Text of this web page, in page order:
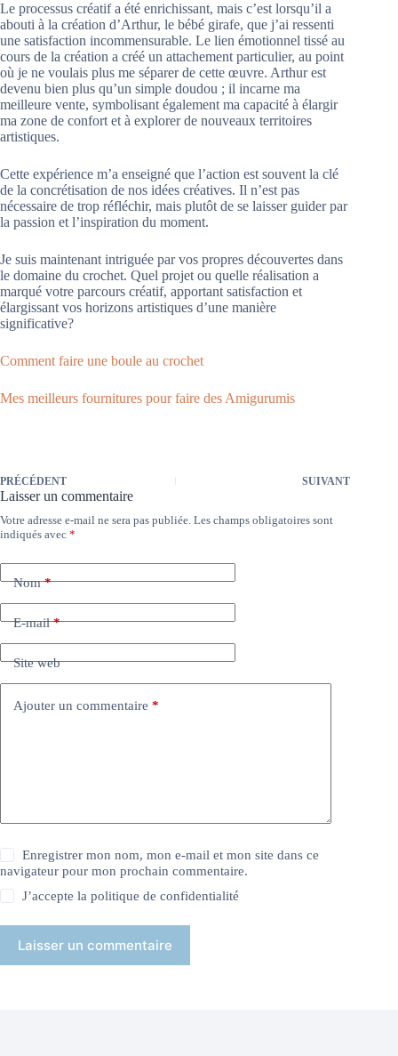
Le processus créatif a été enrichissant, mais c’est lorsqu’il a
abouti à la création d’Arthur, le bébé girafe, que j’ai ressenti
une satisfaction incommensurable. Le lien émotionnel tissé au
cours de la création a créé un attachement particulier, au point
où je ne voulais plus me séparer de cette œuvre. Arthur est
devenu bien plus qu’un simple doudou ; il incarne ma
meilleure vente, symbolisant également ma capacité à élargir
ma zone de confort et à explorer de nouveaux territoires
artistiques.
Cette expérience m’a enseigné que l’action est souvent la clé
de la concrétisation de nos idées créatives. Il n’est pas
nécessaire de trop réfléchir, mais plutôt de se laisser guider par
la passion et l’inspiration du moment.
Je suis maintenant intriguée par vos propres découvertes dans
le domaine du crochet. Quel projet ou quelle réalisation a
marqué votre parcours créatif, apportant satisfaction et
élargissant vos horizons artistiques d’une manière
significative?
Comment faire une boule au crochet
Mes meilleurs fournitures pour faire des Amigurumis
PRÉCÉDENT SUIVANT
Laisser un commentaire
Votre adresse e-mail ne sera pas publiée. Les champs obligatoires sont
indiqués avec *
Nom*
E-mail*
Site web
Ajouter un commentaire *
Enregistrer mon nom, mon e-mail et mon site dans ce
navigateur pour mon prochain commentaire.
J’accepte lapolitique de confidentialité
Laisser un commentaire